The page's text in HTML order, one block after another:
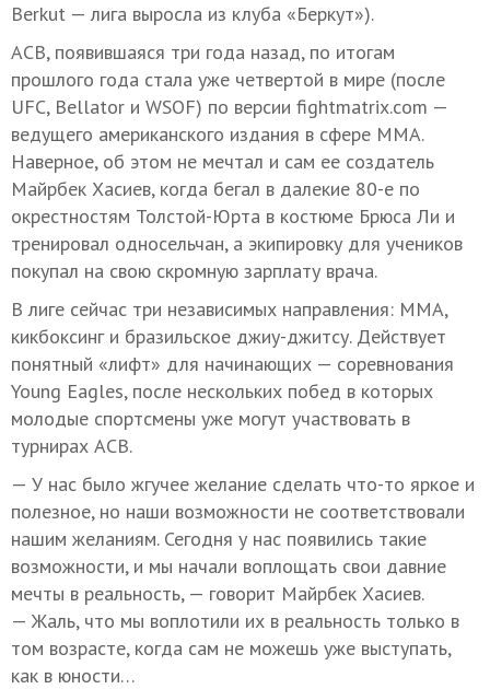
Berkut — лига выросла из клуба «Беркут»).
ACB, появившаяся три года назад, по итогам
прошлого года стала уже четвертой в мире (после
UFC, Bellator и WSOF) по версии fightmatrix.com —
ведущего американского издания в сфере ММА.
Наверное, об этом не мечтал и сам ее создатель
Майрбек Хасиев, когда бегал в далекие 80-е по
окрестностям Толстой-Юрта в костюме Брюса Ли и
тренировал односельчан, а экипировку для учеников
покупал на свою скромную зарплату врача.
В лиге сейчас три независимых направления: ММA,
кикбоксинг и бразильское джиу-джитсу. Действует
понятный «лифт» для начинающих — соревнования
Young Eagles, после нескольких побед в которых
молодые спортсмены уже могут участвовать в
турнирах АСВ.
— У нас было жгучее желание сделать что-то яркое и
полезное, но наши возможности не соответствовали
нашим желаниям. Сегодня у нас появились такие
возможности, и мы начали воплощать свои давние
мечты в реальность, — говорит Майрбек Хасиев.
— Жаль, что мы воплотили их в реальность только в
том возрасте, когда сам не можешь уже выступать,
как в юности…